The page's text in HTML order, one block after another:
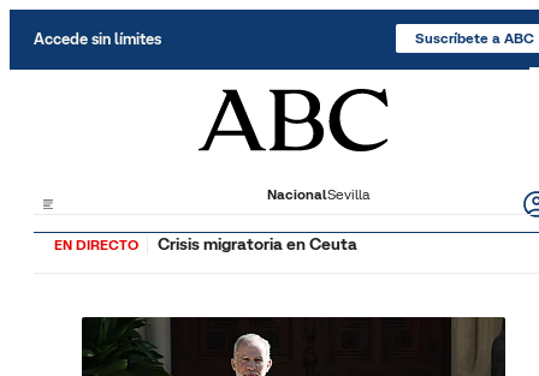
Accede sin límites Suscríbete a ABC
NacionalSevilla
EN DIRECTO Crisis migratoria en Ceuta